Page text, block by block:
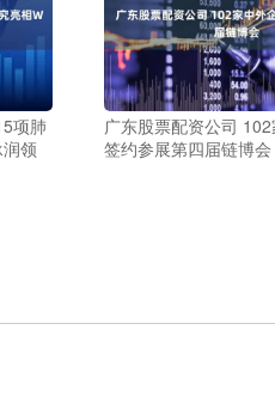
项肺
领
广东股票配资公司
签约参展第四届链博会